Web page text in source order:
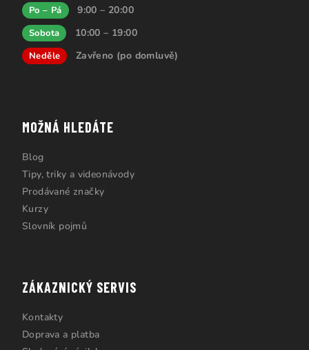
Po – Pá 9:00 – 20:00
Sobota 10:00 – 19:00
Neděle Zavřeno (po domluvě)
MOŽNÁ HLEDÁTE
Blog
Tipy, triky a videonávody
Prodávané značky
Kurzy
Slovník pojmů
ZÁKAZNICKÝ SERVIS
Kontakty
Doprava a platba